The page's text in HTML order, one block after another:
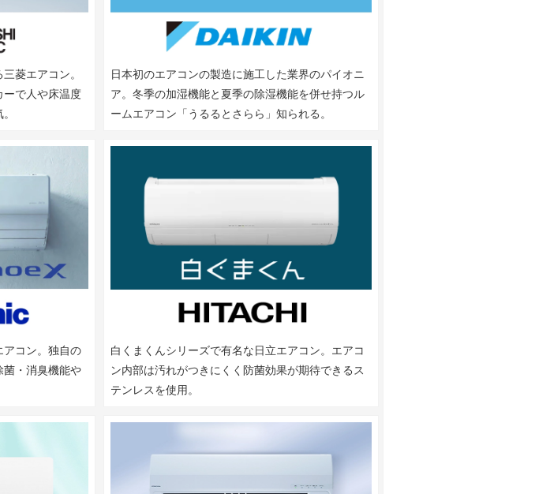
菱エアコン。
ーで人や床温度
日本初のエアコンの製造に施工した業界のパイオニ
ア。冬季の加湿機能と夏季の除湿機能を併せ持つル
ームエアコン「うるるとさらら」知られる。
アコン。独自の
菌・消臭機能や
白くまくんシリーズで有名な日立エアコン。エアコ
ン内部は汚れがつきにくく防菌効果が期待できるス
テンレスを使用。